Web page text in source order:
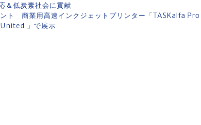
＆低炭素社会に貢献
ト 商業用高速インクジェットプリンター「TASKalfa
」で展示